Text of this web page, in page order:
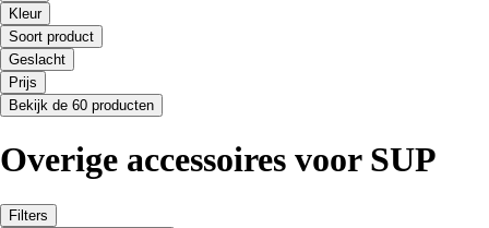
Kleur
Soort product
Geslacht
Prijs
Bekijk de 60 producten
Overige accessoires voor SUP
Filters